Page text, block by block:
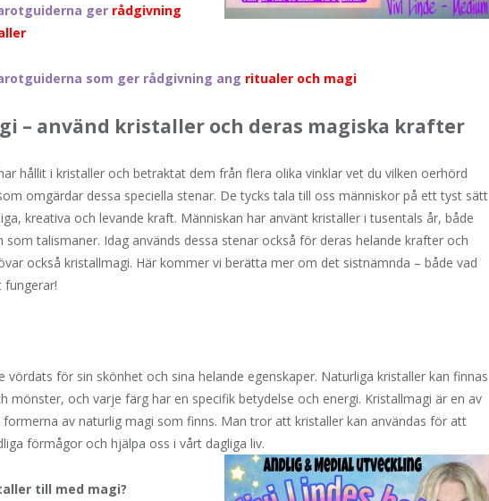
ger rådgivning
som ger rådgivning ang ritualer och magi
– använd kristaller och deras magiska krafter
hållit i kristaller och betraktat dem från flera olika vinklar vet du vilken oerhörd
omgärdar dessa speciella stenar. De tycks tala till oss människor på ett tyst sätt
kreativa och levande kraft. Människan har använt kristaller i tusentals år, både
som talismaner. Idag används dessa stenar också för deras helande krafter och
också kristallmagi. Här kommer vi berätta mer om det sistnämnda – både vad
fungerar!
vördats för sin skönhet och sina helande egenskaper. Naturliga kristaller kan finnas
mönster, och varje färg har en specifik betydelse och energi. Kristallmagi är en av
av naturlig magi som finns. Man tror att kristaller kan användas för att
förmågor och hjälpa oss i vårt dagliga liv.
till med magi?